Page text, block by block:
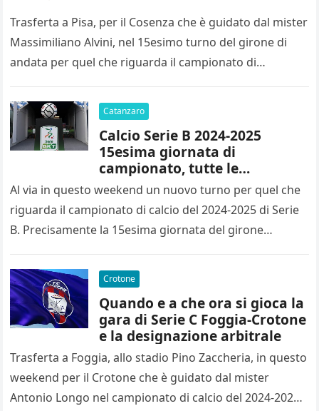
Trasferta a Pisa, per il Cosenza che è guidato dal mister
Massimiliano Alvini, nel 15esimo turno del girone di
andata per quel che riguarda il campionato di…
Catanzaro
Calcio Serie B 2024-2025
15esima giornata di
campionato, tutte le
designazioni arbitrali
Al via in questo weekend un nuovo turno per quel che
riguarda il campionato di calcio del 2024-2025 di Serie
B. Precisamente la 15esima giornata del girone…
Crotone
Quando e a che ora si gioca la
gara di Serie C Foggia-Crotone
e la designazione arbitrale
Trasferta a Foggia, allo stadio Pino Zaccheria, in questo
weekend per il Crotone che è guidato dal mister
Antonio Longo nel campionato di calcio del 2024-2025